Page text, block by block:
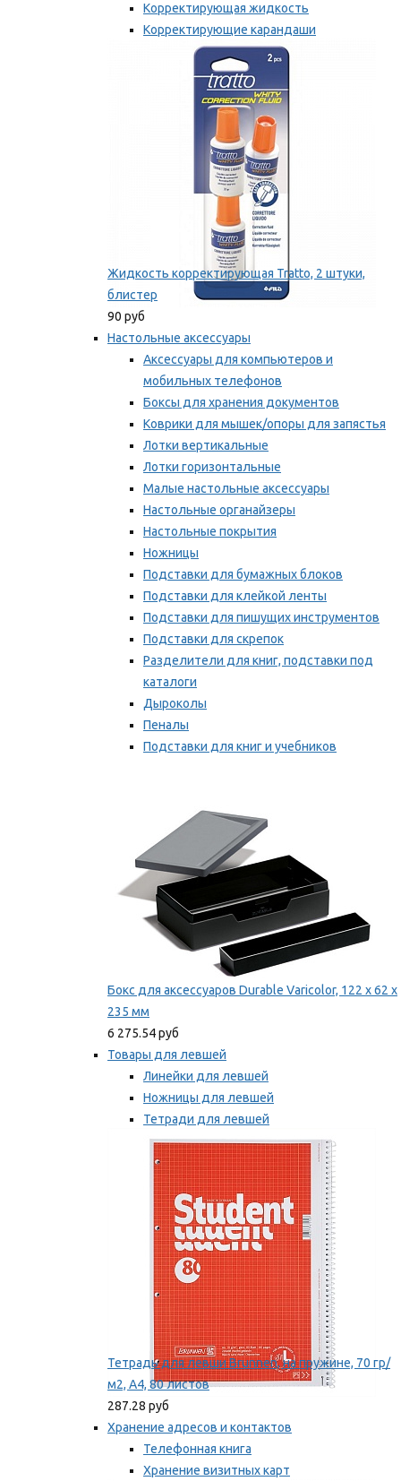
Корректирующая жидкость
Корректирующие карандаши
Корректирующие ленты
Мы рекомендуем
Жидкость корректирующая Tratto, 2 штуки,
блистер
90 руб
Настольные аксессуары
Аксессуары для компьютеров и
мобильных телефонов
Боксы для хранения документов
Коврики для мышек/опоры для запястья
Лотки вертикальные
Лотки горизонтальные
Малые настольные аксессуары
Настольные органайзеры
Настольные покрытия
Ножницы
Подставки для бумажных блоков
Подставки для клейкой ленты
Подставки для пишущих инструментов
Подставки для скрепок
Разделители для книг, подставки под
каталоги
Дыроколы
Пеналы
Подставки для книг и учебников
Бокс для аксессуаров Durable Varicolor, 122 x 62 x
235 мм
6 275.54 руб
Товары для левшей
Линейки для левшей
Ножницы для левшей
Тетради для левшей
Точилки для левшей
Мы рекомендуем
Тетрадь для левши Brunnen, на пружине, 70 гр/
м2, А4, 80 листов
287.28 руб
Хранение адресов и контактов
Телефонная книга
Хранение визитных карт